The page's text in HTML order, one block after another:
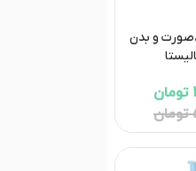
و بدن